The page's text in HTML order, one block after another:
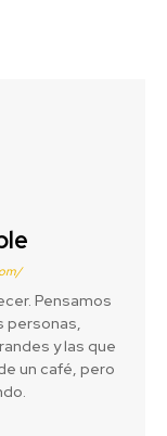
Pensamos
personas,
y las que
un café, pero